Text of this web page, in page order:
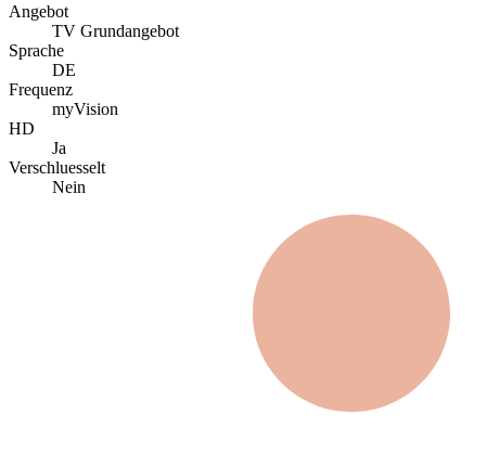
Angebot
TV Grundangebot
Sprache
DE
Frequenz
myVision
HD
Ja
Verschluesselt
Nein